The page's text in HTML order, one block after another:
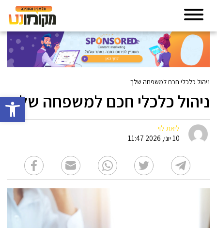
פתח
ניהול כלכלי חכם למשפחה שלך
ניהול כלכלי חכם למשפחה שלך
ליאת לוי
10 יוני, 2026 11:47